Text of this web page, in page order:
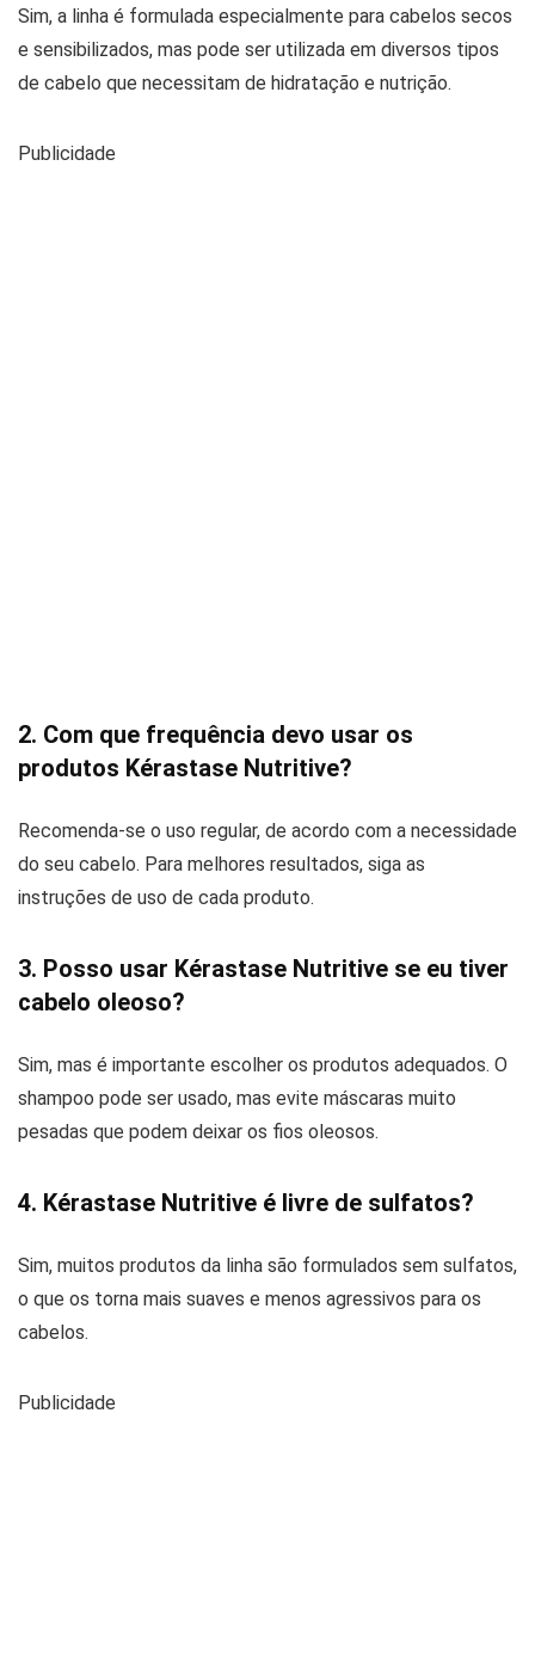
Sim, a linha é formulada especialmente para cabelos secos
e sensibilizados, mas pode ser utilizada em diversos tipos
de cabelo que necessitam de hidratação e nutrição.
Publicidade
2. Com que frequência devo usar os
produtos Kérastase Nutritive?
Recomenda-se o uso regular, de acordo com a necessidade
do seu cabelo. Para melhores resultados, siga as
instruções de uso de cada produto.
3. Posso usar Kérastase Nutritive se eu tiver
cabelo oleoso?
Sim, mas é importante escolher os produtos adequados. O
shampoo pode ser usado, mas evite máscaras muito
pesadas que podem deixar os fios oleosos.
4. Kérastase Nutritive é livre de sulfatos?
Sim, muitos produtos da linha são formulados sem sulfatos,
o que os torna mais suaves e menos agressivos para os
cabelos.
Publicidade